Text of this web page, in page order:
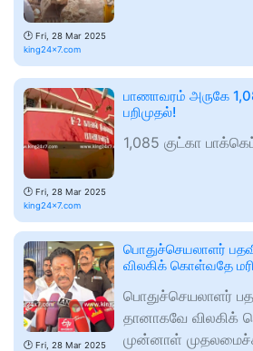
🕑 Fri, 28 Mar 2025
king24x7.com
🕑 Fri, 28 Mar 2025
king24x7.com
பாணாவரம் அருகே
பறிமுதல்!
1,085 குட்கா
🕑 Fri, 28 Mar 2025
பொதுச்செயலாளர்
விலகிக் கொள்வதே
பொதுச்செயலாளர்
தானாகவே விலகிக்
முன்னாள்